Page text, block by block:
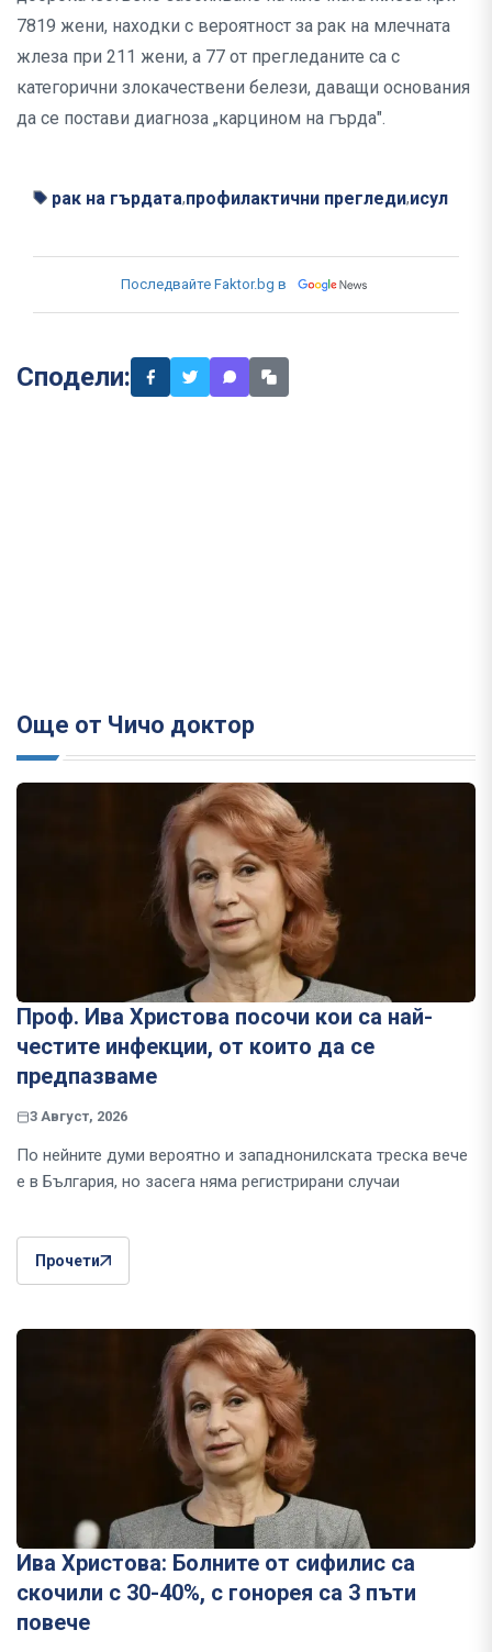
7819 жени, нaxoдки с вероятност за paк на млечната
жлеза при 211 жени, a 77 oт прегледаните са с
категорични злокачествени белези, даващи основания
да се постави диагноза „карцином на гърда".
рак на гърдата,профилактични прегледи,исул
Последвайте Faktor.bg в
Сподели:
Още от Чичо доктор
Проф. Ива Христова посочи кои са най-
честите инфекции, от които да се
предпазваме
3 Август, 2026
По нейните думи вероятно и западнонилската треска вече
е в България, но засега няма регистрирани случаи
Прочети
Ива Христова: Болните от сифилис са
скочили с 30-40%, с гонорея са 3 пъти
повече